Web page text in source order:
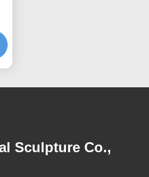
Sculpture Co.,